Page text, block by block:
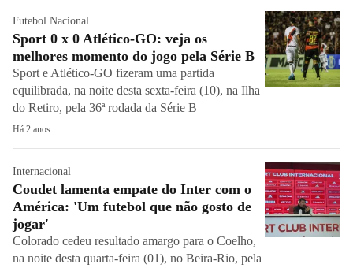
Futebol Nacional
Sport 0 x 0 Atlético-GO: veja os
melhores momento do jogo pela Série B
Sport e Atlético-GO fizeram uma partida
equilibrada, na noite desta sexta-feira (10), na Ilha
do Retiro, pela 36ª rodada da Série B
Há 2 anos
Internacional
Coudet lamenta empate do Inter com o
América: 'Um futebol que não gosto de
jogar'
Colorado cedeu resultado amargo para o Coelho,
na noite desta quarta-feira (01), no Beira-Rio, pela